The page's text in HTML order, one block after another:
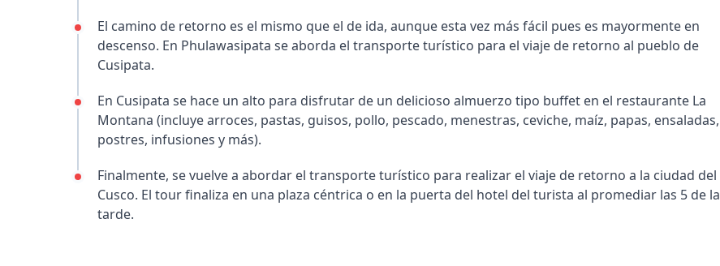
El camino de retorno es el mismo que el de ida, aunque esta vez más fácil pues es mayormente en
descenso. En Phulawasipata se aborda el transporte turístico para el viaje de retorno al pueblo de
Cusipata.
En Cusipata se hace un alto para disfrutar de un delicioso almuerzo tipo buffet en el restaurante La
Montana (incluye arroces, pastas, guisos, pollo, pescado, menestras, ceviche, maíz, papas, ensaladas,
postres, infusiones y más).
Finalmente, se vuelve a abordar el transporte turístico para realizar el viaje de retorno a la ciudad del
Cusco. El tour finaliza en una plaza céntrica o en la puerta del hotel del turista al promediar las 5 de la
tarde.